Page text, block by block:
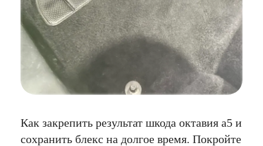
Как закрепить результат шкода октавия а5 и
сохранить блекс на долгое время. Покройте